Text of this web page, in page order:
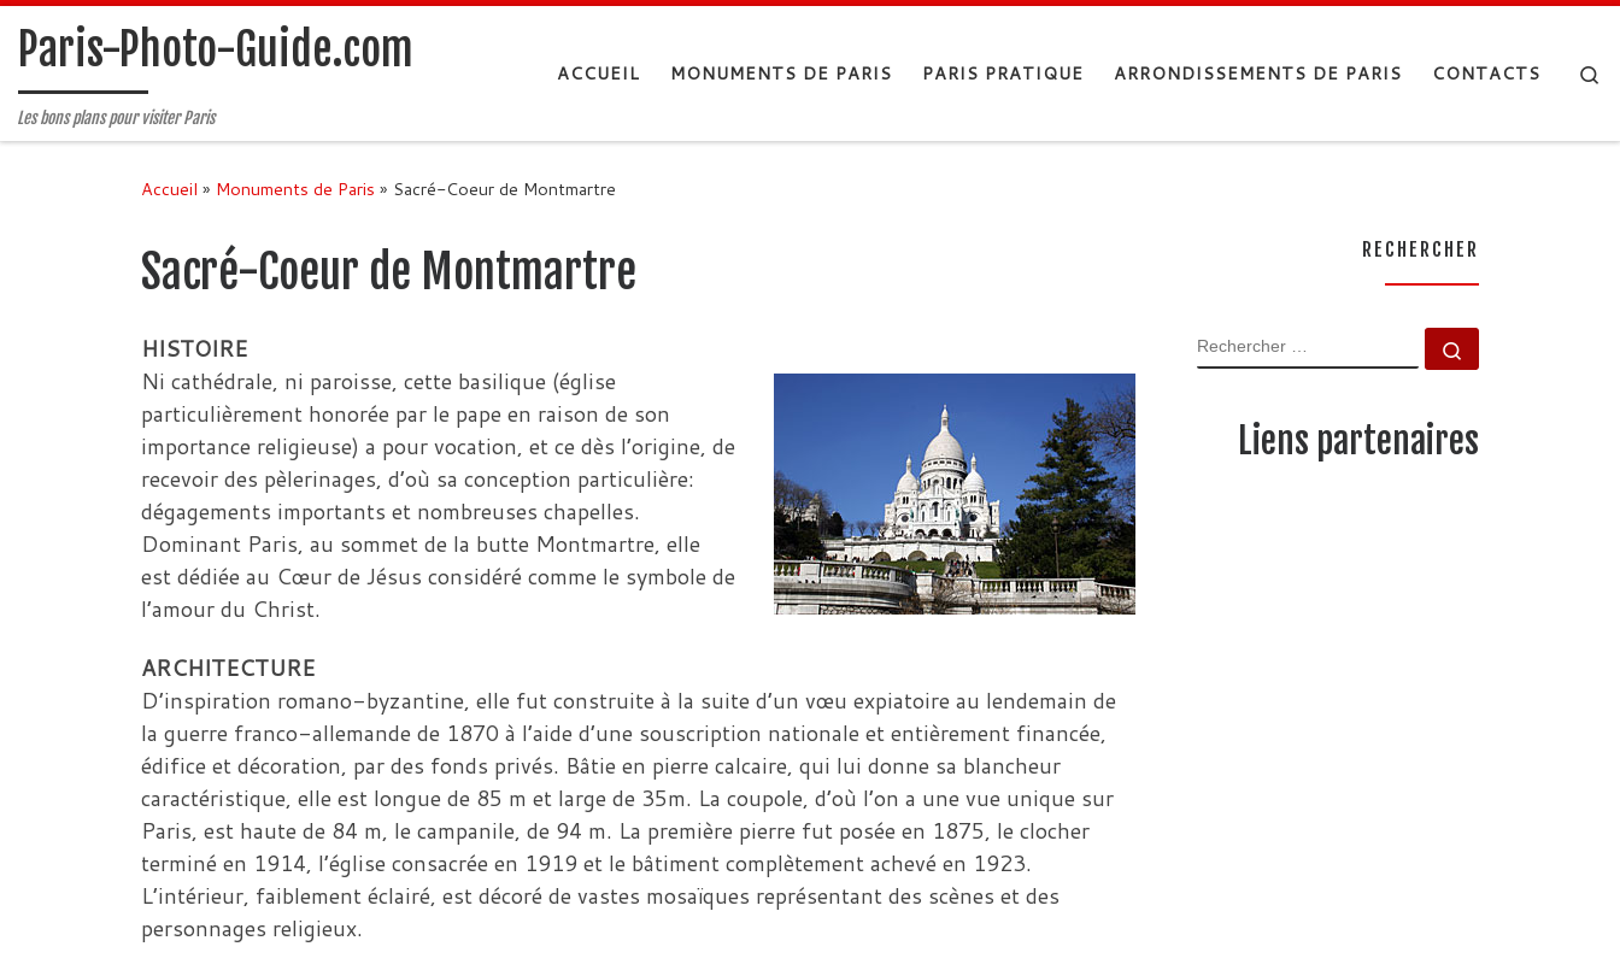
Passer au contenu
Paris-Photo-Guide.com
Les bons plans pour visiter Paris
ACCUEIL MONUMENTS DE PARIS PARIS PRATIQUE ARRONDISSEMENTS DE PARIS CONTACTS
Accueil » Monuments de Paris » Sacré-Coeur de Montmartre
Sacré-Coeur de Montmartre
HISTOIRE
Ni cathédrale, ni paroisse, cette basilique (église
particulièrement honorée par le pape en raison de son
importance religieuse) a pour vocation, et ce dès l’origine, de
recevoir des pèlerinages, d’où sa conception particulière:
dégagements importants et nombreuses chapelles.
Dominant Paris, au sommet de la butte Montmartre, elle
est dédiée au Cœur de Jésus considéré comme le symbole de
l’amour du Christ.
ARCHITECTURE
D’inspiration romano-byzantine, elle fut construite à la suite d’un vœu expiatoire au lendemain de
la guerre franco-allemande de 1870 à l’aide d’une souscription nationale et entièrement financée,
édifice et décoration, par des fonds privés. Bâtie en pierre calcaire, qui lui donne sa blancheur
caractéristique, elle est longue de 85 m et large de 35m. La coupole, d’où l’on a une vue unique sur
Paris, est haute de 84 m, le campanile, de 94 m. La première pierre fut posée en 1875, le clocher
terminé en 1914, l’église consacrée en 1919 et le bâtiment complètement achevé en 1923.
L’intérieur, faiblement éclairé, est décoré de vastes mosaïques représentant des scènes et des
personnages religieux.
RECHERCHER
RECHERCHER
Liens partenaires